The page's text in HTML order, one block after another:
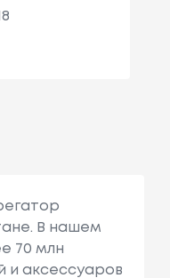
В нашем
70 млн
и аксессуаров